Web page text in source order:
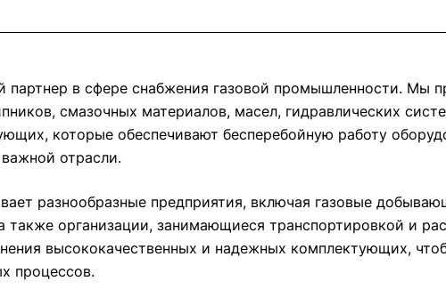
в сфере снабжения газовой промышленности. Мы
смазочных материалов, масел, гидравлических
которые обеспечивают бесперебойную работу
отрасли.
разнообразные предприятия, включая газовые
также организации, занимающиеся транспортировкой и
высококачественных и надежных комплектующих,
процессов.